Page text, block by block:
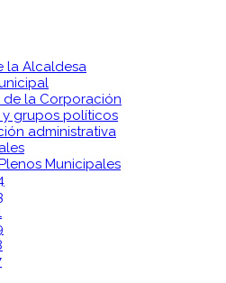
la Alcaldesa
de la Corporación
y grupos políticos
administrativa
Municipales